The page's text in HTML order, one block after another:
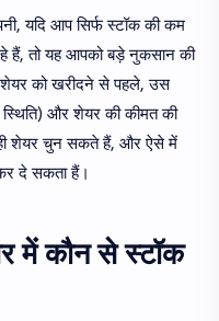
यदि आप सिर्फ स्टॉक की कम
हैं, तो यह आपको बड़े नुकसान की
को खरीदने से पहले, उस
और शेयर की कीमत की
शेयर चुन सकते हैं, और ऐसे में
दे सकता हैं।
में कौन से स्टॉक